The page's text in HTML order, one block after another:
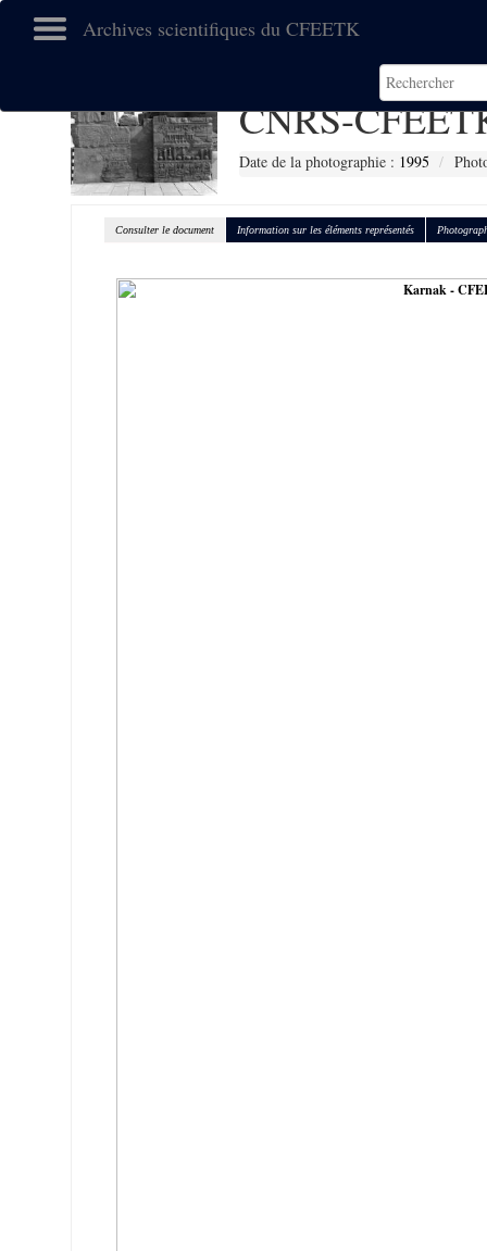
Archives scientifiques du CFEETK
CNRS-
Date de la photographie : 1995
Consulter le document Information sur les éléments représentés